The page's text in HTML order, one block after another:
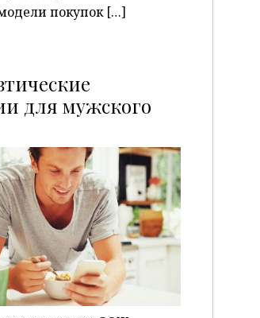
покупок […]
для мужского
P